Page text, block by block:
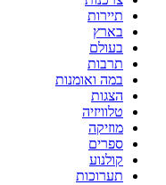
תיירות
בארץ
בעולם
תרבות
במה ואומנות
הצגות
טלוויזיה
מוזיקה
ספרים
קולנוע
תערוכות